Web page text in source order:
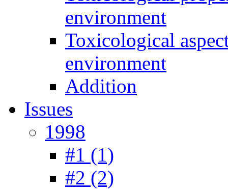
environment
Toxicological
environment
Addition
Issues
1998
#1 (1)
#2 (2)